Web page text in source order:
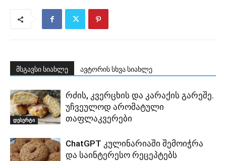
მსგავსი სიახლე ავტორის სხვა სიახლე
დესერტი
რძის, კვერცხის და კარაქის გარეშე.
უჩვეულოდ არომატული
თაფლაკვერები
ChatGPT კულინარიაში შემოიჭრა
და საინტერესო რეცეპტებს